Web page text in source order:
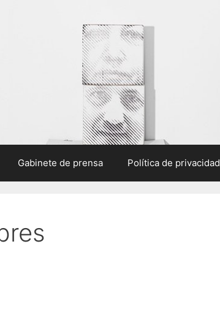
Gabinete de prensa Política de privacidad